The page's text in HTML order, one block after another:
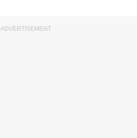
ADVERTISEMENT